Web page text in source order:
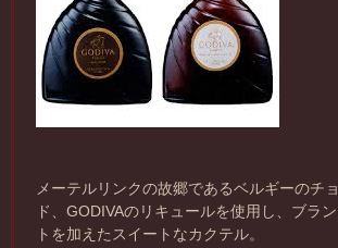
メーテルリンクの故郷であるベルギーのチ
ド、GODIVAのリキュールを使用し、ブラ
トを加えたスイートなカクテル。